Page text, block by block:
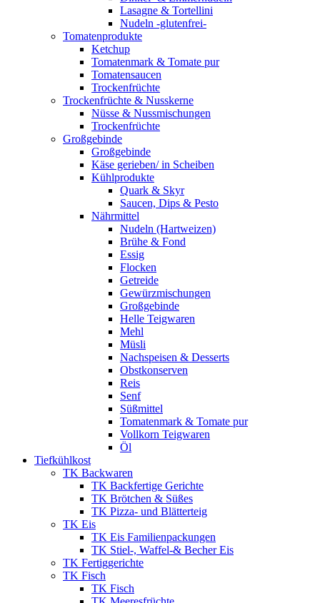
Lasagne & Tortellini
Nudeln -glutenfrei-
Tomatenprodukte
Ketchup
Tomatenmark & Tomate pur
Tomatensaucen
Trockenfrüchte
Trockenfrüchte & Nusskerne
Nüsse & Nussmischungen
Trockenfrüchte
Großgebinde
Großgebinde
Käse gerieben/ in Scheiben
Kühlprodukte
Quark & Skyr
Saucen, Dips & Pesto
Nährmittel
Nudeln (Hartweizen)
Brühe & Fond
Essig
Flocken
Getreide
Gewürzmischungen
Großgebinde
Helle Teigwaren
Mehl
Müsli
Nachspeisen & Desserts
Obstkonserven
Reis
Senf
Süßmittel
Tomatenmark & Tomate pur
Vollkorn Teigwaren
Öl
Tiefkühlkost
TK Backwaren
TK Backfertige Gerichte
TK Brötchen & Süßes
TK Pizza- und Blätterteig
TK Eis
TK Eis Familienpackungen
TK Stiel-, Waffel-& Becher Eis
TK Fertiggerichte
TK Fisch
TK Fisch